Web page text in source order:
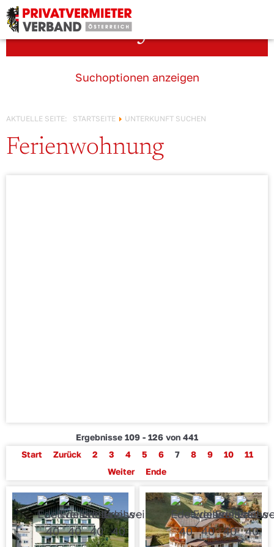
Unterkunft suchen
Suchoptionen anzeigen
AKTUELLE SEITE: STARTSEITE UNTERKUNFT SUCHEN
Ferienwohnung
Ergebnisse 109 - 126 von 441
Start
Zurück 2 3 4 5 6 7 8 9 10
11
Weiter
Ende